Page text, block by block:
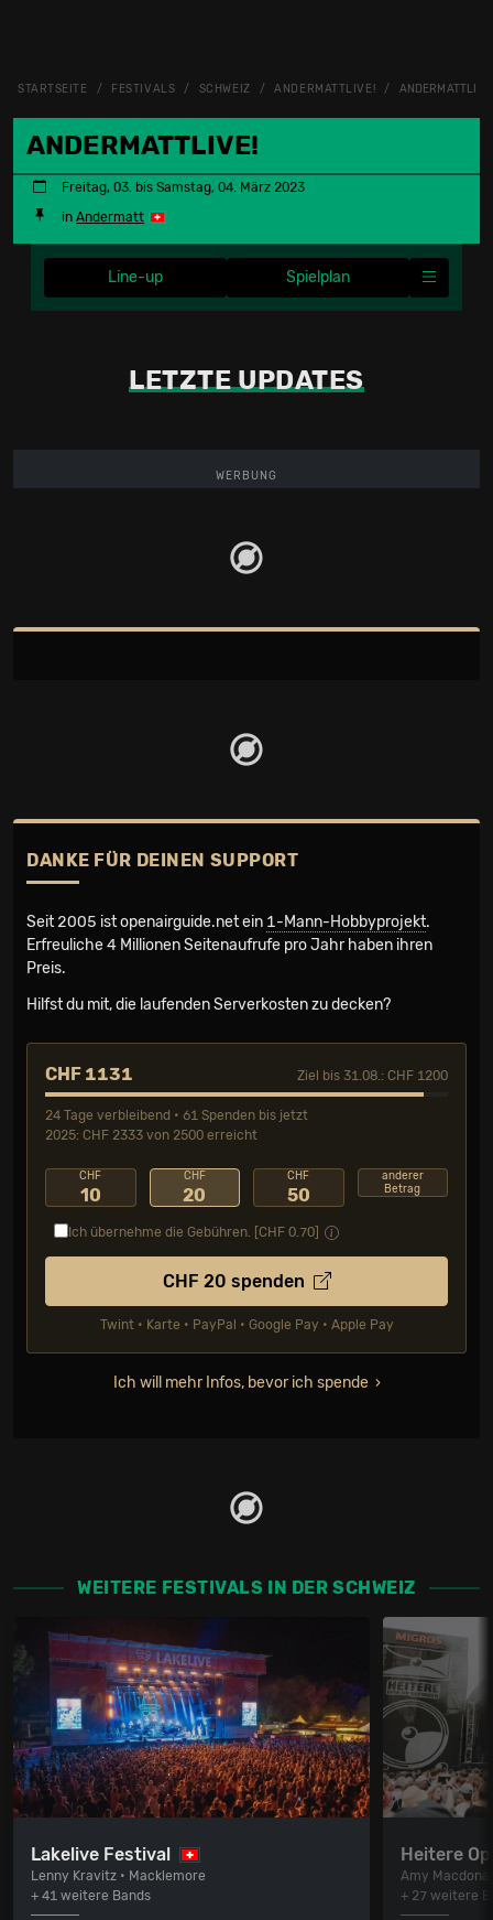
STARTSEITE FESTIVALS SCHWEIZ ANDERMATTLIVE!
ANDERMATTLIVE!
Freitag, 03. bis Samstag, 04. März 2023
in Andermatt
Line-up Spielplan
LETZTE UPDATES
WERBUNG
DANKE FÜR DEINEN SUPPORT
Seit 2005 ist openairguide.net ein 1-Mann-Hobbyprojekt.
Erfreuliche 4 Millionen Seiten­aufrufe pro Jahr haben ihren
Preis.
Hilfst du mit, die laufenden Serverkosten zu decken?
CHF 1131 Ziel bis 31.08.: CHF 1200
24 Tage verbleibend • 61 Spenden bis jetzt
2025: CHF 2333 von 2500 erreicht
CHF
10
CHF
20
CHF
50
anderer
Betrag
Ich übernehme die Gebühren. [CHF 0.70
CHF 20 spenden
Twint • Karte • PayPal • Google Pay • Apple Pay
Ich will mehr Infos, bevor ich spende
WEITERE FESTIVALS IN DER SCHWEIZ
Lakelive Festival
Lenny Kravitz • Macklemore
+ 41 weitere Bands
Heitere
Amy
+ 27 weitere